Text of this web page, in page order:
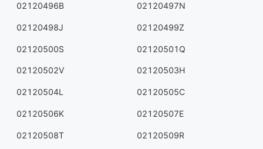
02120496B 02120497N
02120498J 02120499Z
02120500S 02120501Q
02120502V 02120503H
02120504L 02120505C
02120506K 02120507E
02120508T 02120509R